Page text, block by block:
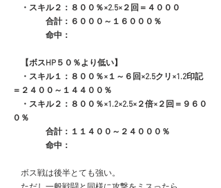
・スキル２：８００％×2.5×２回＝４０００
合計：６０００～１６０００％
命中：
【ボスHP５０％より低い】
・スキル１：８００％×１～６回×2.5クリ×1.2印記
＝２４００～１４４００％
・スキル２：８００％×1.2×2.5×２倍×２回＝９６０
０％
合計：１１４００～２４０００％
命中：
ボス戦は後半とても強い。